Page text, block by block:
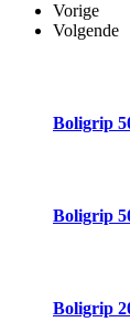
Vorige
Volgende
Boligrip
Boligrip
Boligrip